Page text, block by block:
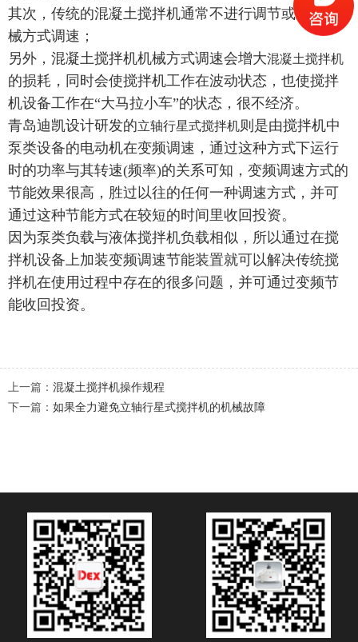
其次，传统的混凝土搅拌机通常不进行调节或采用机
械方式调速；
另外，混凝土搅拌机机械方式调速会增大混凝土搅拌机
的损耗，同时会使搅拌机工作在波动状态，也使搅拌
机设备工作在“大马拉小车”的状态，很不经济。
青岛迪凯设计研发的立轴行星式搅拌机则是由搅拌机中
泵类设备的电动机在变频调速，通过这种方式下运行
时的功率与其转速(频率)的关系可知，变频调速方式的
节能效果很高，胜过以往的任何一种调速方式，并可
通过这种节能方式在较短的时间里收回投资。
因为泵类负载与液体搅拌机负载相似，所以通过在搅
拌机设备上加装变频调速节能装置就可以解决传统搅
拌机在使用过程中存在的很多问题，并可通过变频节
能收回投资。
上一篇： 混凝土搅拌机操作规程
下一篇： 如果全力避免立轴行星式搅拌机的机械故障